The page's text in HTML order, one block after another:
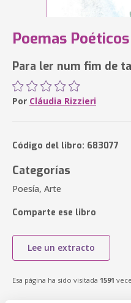
Poemas Poéticos
Para ler num fim de
Por Cláudia Rizzieri
Código del libro: 683077
Categorías
Poesía, Arte
Comparte ese libro
Lee un extracto
Esa página ha sido visitada 1591